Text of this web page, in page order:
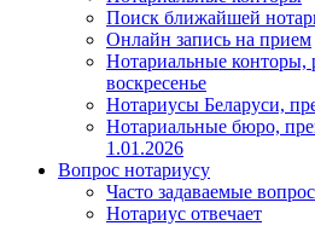
Поиск ближайшей
Онлайн запись на прием
Нотариальные конторы,
воскресенье
Нотариусы Беларуси,
Нотариальные бюро,
1.01.2026
Вопрос нотариусу
Часто задаваемые
Нотариус отвечает